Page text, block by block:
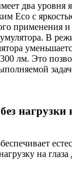
два уровня
Eco с
применения и
В
лм. Это
нагрузки
на глаза